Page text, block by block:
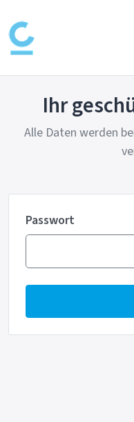
Ihr
Alle Daten werden
Passwort